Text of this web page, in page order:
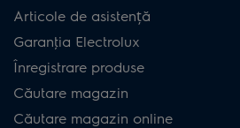
Articole de asistență
Garanţia Electrolux
Înregistrare produse
Căutare magazin
Căutare magazin online